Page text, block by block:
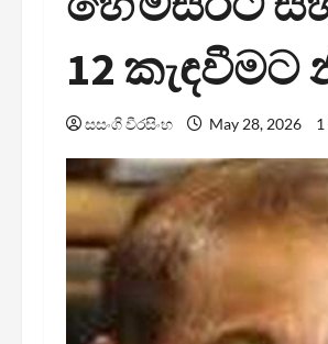
12
සසංගි වීරසිංහ May 28, 2026